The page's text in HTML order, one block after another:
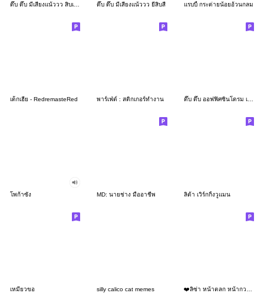
ดึ๊บ ดึ๊บ มีเสียงแน้ววว ยี่สิบสี่ แรบบี้ กระต่ายน้อยอ้วนกลม
เด็กเฮีย - RedremasteRed พาร์เฟ่ต์ : สติกเกอร์ทำงาน ดึ๊บ ดึ๊บ ออฟฟิศซินโดรม เจ็ด
โพก้าซัง MD: นายช่าง มืออาชีพ ลิต้า เวิร์กกิ้งวูแมน
เหมียวขอ silly calico cat memes